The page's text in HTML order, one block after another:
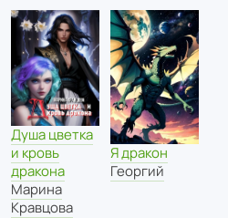
Душа цветка
и кровь
дракона
Марина
Кравцова
Я дракон
Георгий